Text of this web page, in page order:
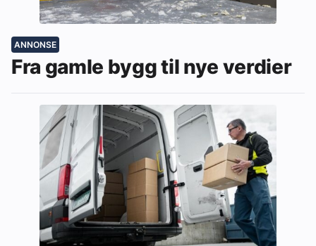
ANNONSE
Fra gamle bygg til nye verdier